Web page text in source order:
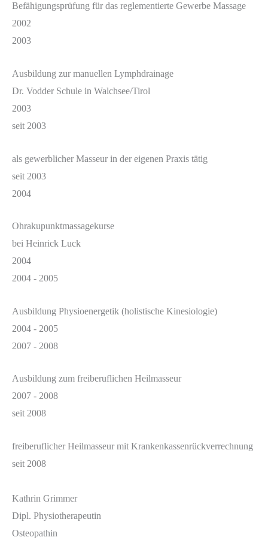
Befähigungsprüfung für das reglementierte Gewerbe Massage
2002
2003
Ausbildung zur manuellen Lymphdrainage
Dr. Vodder Schule in Walchsee/Tirol
2003
seit 2003
als gewerblicher Masseur in der eigenen Praxis tätig
seit 2003
2004
Ohrakupunktmassagekurse
bei Heinrick Luck
2004
2004 - 2005
Ausbildung Physioenergetik (holistische Kinesiologie)
2004 - 2005
2007 - 2008
Ausbildung zum freiberuflichen Heilmasseur
2007 - 2008
seit 2008
freiberuflicher Heilmasseur mit Krankenkassenrückverrechnung
seit 2008
Kathrin Grimmer
Dipl. Physiotherapeutin
Osteopathin